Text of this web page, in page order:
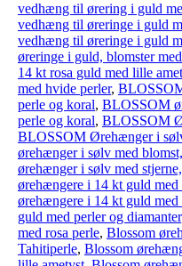
vedhæng til ørering i guld
vedhæng til øreringe i guld
vedhæng til øreringe i guld
øreringe i guld, blomster
14 kt rosa guld med lille
med hvide perler,
perle og koral, BLOSSOM
perle og koral, BLOSSOM
BLOSSOM Ørehænger i
ørehænger i sølv med
ørehænger i sølv med
ørehængere i 14 kt guld med
ørehængere i 14 kt guld med
guld med perler og diamanter
med rosa perle, Blossom
Tahitiperle, Blossom